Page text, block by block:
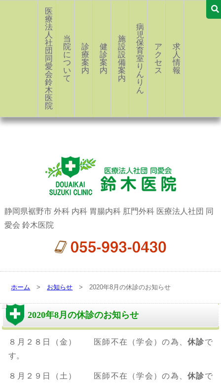
医
療
法
人
社
団
同
愛
会
鈴
木
医
院
当
院
に
つ
い
て
診
療
案
内
健
診
案
内
施
設・
設
備
案
内
病
児
保
育
室
り
ん
り
ん
ア
ク
セ
ス
求
人
情
報
静岡県裾野市 外科 内科 胃腸内科 肛門外科 医療法人社団 同
愛会 鈴木医院
ホーム > お知らせ > 2020年8月の休診のお知らせ
2020年8月の休診のお知らせ
８月２８日（金） 医師不在（学会）の為、休診で
す。
８月２９日（土） 医師不在（学会）の為、休診で